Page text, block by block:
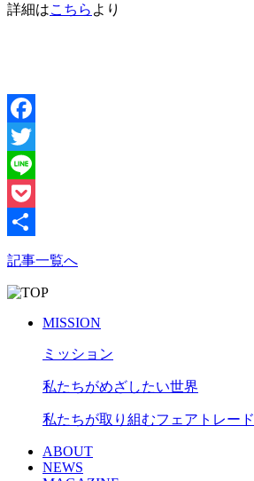
詳細はこちら より
Facebook
Twitter
Line
Pocket
記事一覧へ
MISSION
ミッション
私たちがめざしたい世界
私たちが取り組むフェアトレード
ABOUT
NEWS